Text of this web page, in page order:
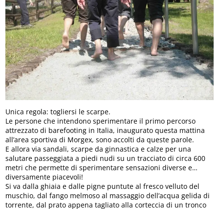
Unica regola: togliersi le scarpe.
Le persone che intendono sperimentare il primo percorso
attrezzato di barefooting in Italia, inaugurato questa mattina
all’area sportiva di Morgex, sono accolti da queste parole.
E allora via sandali, scarpe da ginnastica e calze per una
salutare passeggiata a piedi nudi su un tracciato di circa 600
metri che permette di sperimentare sensazioni diverse e…
diversamente piacevoli!
Si va dalla ghiaia e dalle pigne puntute al fresco velluto del
muschio, dal fango melmoso al massaggio dell’acqua gelida di
torrente, dal prato appena tagliato alla corteccia di un tronco